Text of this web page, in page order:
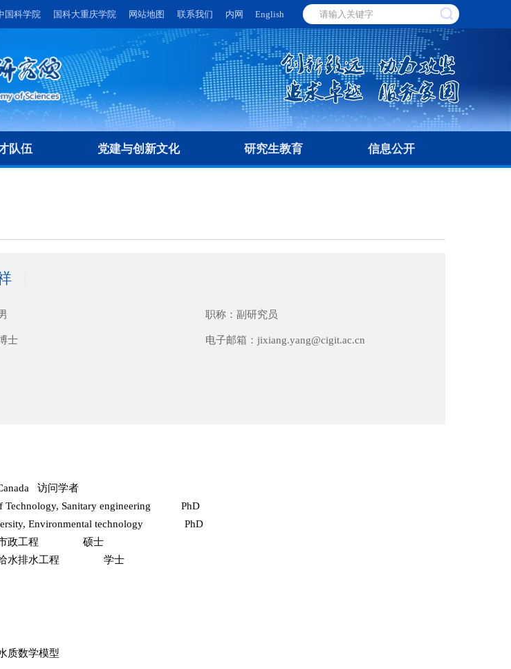
国科学院 国科大重庆学院 网站地图 联系我们 内网 English
队伍 党建与创新文化 研究生教育 信息公开
职称：副研究员
士 电子邮箱： jixiang.yang@cigit.ac.cn
访问学者
Technology, Sanitary engineering PhD
Environmental technology PhD
学 市政工程 硕士
学 给水排水工程 学士
质数学模型